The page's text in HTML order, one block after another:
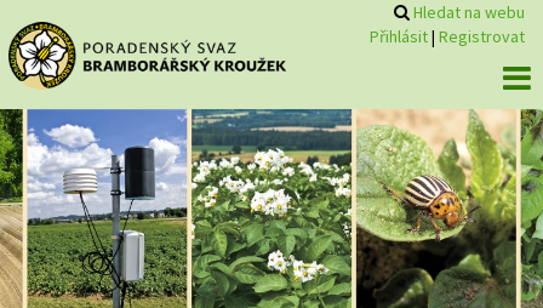
Hledat na webu
Přihlásit| Registrovat